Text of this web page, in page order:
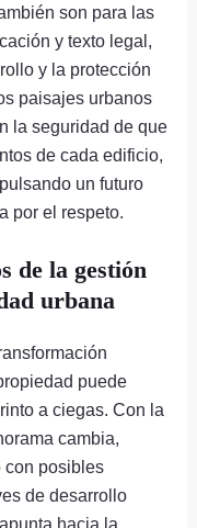
son para las
y texto legal,
y la protección
paisajes urbanos
la seguridad de que
de cada edificio,
un futuro
por el respeto.
de la gestión
urbana
puede
a ciegas. Con la
cambia,
con posibles
de desarrollo
hacia la